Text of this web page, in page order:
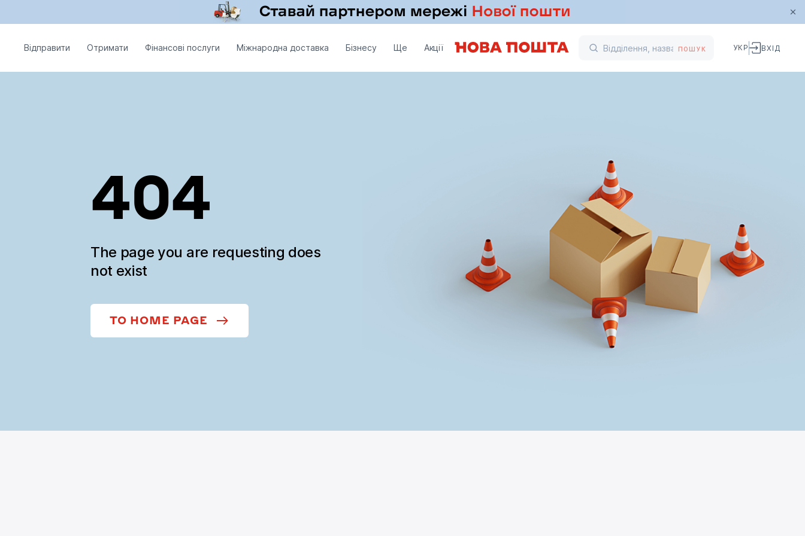
Відправити Отримати Фінансові послуги Міжнародна доставка Бізнесу Ще Акції ПОШУК УКР ВХІД
404
The page you are requesting does
not exist
TO HOME PAGE